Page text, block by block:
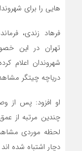
هایی را برای
فرهاد زندی،
تهران در این
شهروندان اعلام
دریاچه چیتگر
او افزود: پس از
چندین مرتبه از
لحظه موردی
دچار اشتباه شده